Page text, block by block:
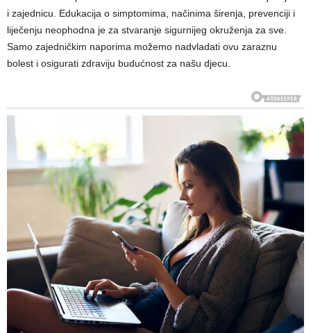
i zajednicu. Edukacija o simptomima, načinima širenja, prevenciji i
liječenju neophodna je za stvaranje sigurnijeg okruženja za sve.
Samo zajedničkim naporima možemo nadvladati ovu zaraznu
bolest i osigurati zdraviju budućnost za našu djecu.